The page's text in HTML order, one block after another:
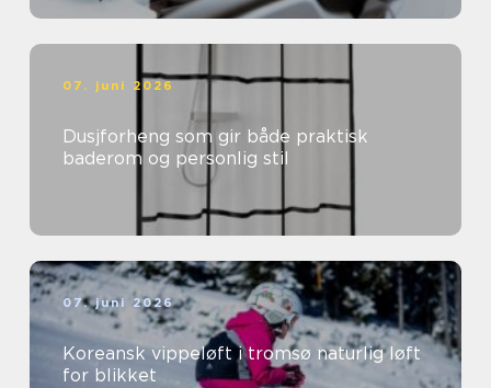
07. juni 2026
Dusjforheng som gir både praktisk
baderom og personlig stil
07. juni 2026
Koreansk vippeløft i tromsø naturlig løft
for blikket